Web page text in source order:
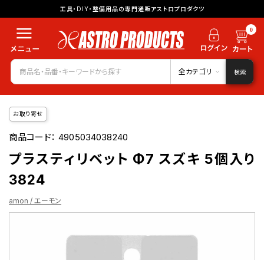
工具・DIY・整備用品の専門通販アストロプロダクツ
0
全カテゴリ 検索
お取り寄せ
商品コード：4905034038240
プラスティリベット Φ7 スズキ 5個入り
3824
amon / エーモン